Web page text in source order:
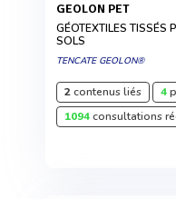
GEOLON PET
GÉOTEXTILES TISSÉS
SOLS
TENCATE GEOLON®
2contenus liés 4
1094consultations